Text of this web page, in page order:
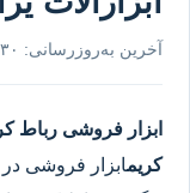
آخرین به‌روزرسانی: ۳۰ تیر ۱۴۰۵
ابزار فروشی رباط
کریمابزار فروشی